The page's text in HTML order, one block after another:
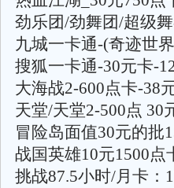
劲乐团/劲舞团/超级
九城一卡通-(奇迹世
搜狐一卡通-30元卡-
大海战2-600点卡-38
天堂/天堂2-500点 30
冒险岛面值30元的批
战国英雄10元1500点
挑战87.5小时/月卡：